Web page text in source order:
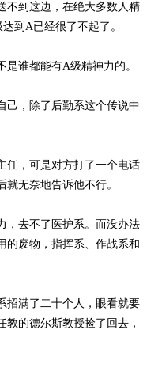
到这边，在绝大多数人精
到A已经很了不起了。
谁都能有A级精神力的。
，除了后勤系这个传说中
，可是对方打了一个电话
无奈地告诉他不行。
去不了医护系。而没办法
的废物，指挥系、作战系和
满了二十个人，眼看就要
的德尔斯教授捡了回去，